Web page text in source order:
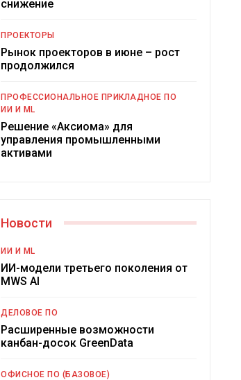
снижение
ПРОЕКТОРЫ
Рынок проекторов в июне – рост
продолжился
ПРОФЕССИОНАЛЬНОЕ ПРИКЛАДНОЕ ПО
ИИ И ML
Решение «Аксиома» для
управления промышленными
активами
Новости
ИИ И ML
ИИ-модели третьего поколения от
MWS AI
ДЕЛОВОЕ ПО
Расширенные возможности
канбан-досок GreenData
ОФИСНОЕ ПО (БАЗОВОЕ)